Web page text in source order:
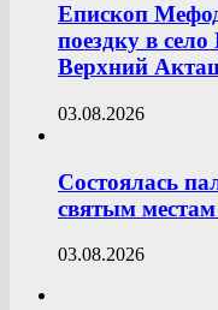
Епископ
поездку в
Верхний
03.08.2026
Состоялась
святым
03.08.2026